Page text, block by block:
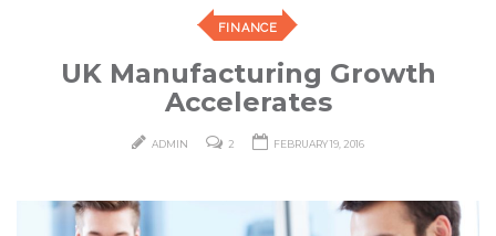
FINANCE
UK Manufacturing Growth
Accelerates
ADMIN 2 FEBRUARY 19, 2016